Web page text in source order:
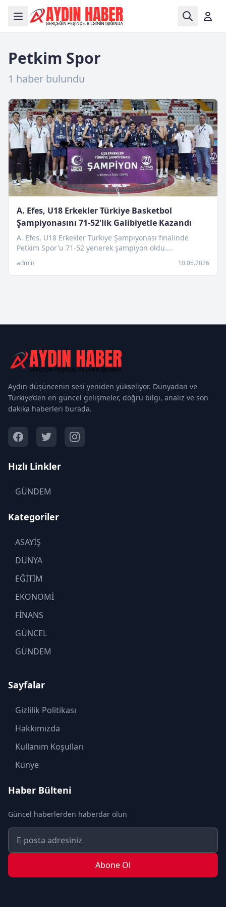
Petkim Spor
1 haber bulundu
A. Efes, U18 Erkekler Türkiye Basketbol
Şampiyonasını 71-52'lik Galibiyetle Kazandı
A. Efes, U18 Erkekler Türkiye Şampiyonası finalinde
Petkim Spor'u 71-52 yenerek şampiyon oldu....
admin 10.05.2026
Aydın düşüncenin sesi yeniden yükseliyor. Dünyadan ve
Türkiye’den en güncel gelişmeler, doğru bilgi, analiz ve son
dakika haberleri burada.
Hızlı Linkler
GÜNDEM
Kategoriler
ASAYİŞ
DÜNYA
EĞİTİM
EKONOMİ
FİNANS
GÜNCEL
GÜNDEM
KÜLTÜR SANAT
MAGAZİN
MODA
OTOMOBİL
POLİTİKA
SON DAKİKA
SPOR
TURİZM
Sayfalar
Gizlilik Politikası
Hakkımızda
Kullanım Koşulları
Künye
Haber Bülteni
Güncel haberlerden haberdar olun
Abone Ol